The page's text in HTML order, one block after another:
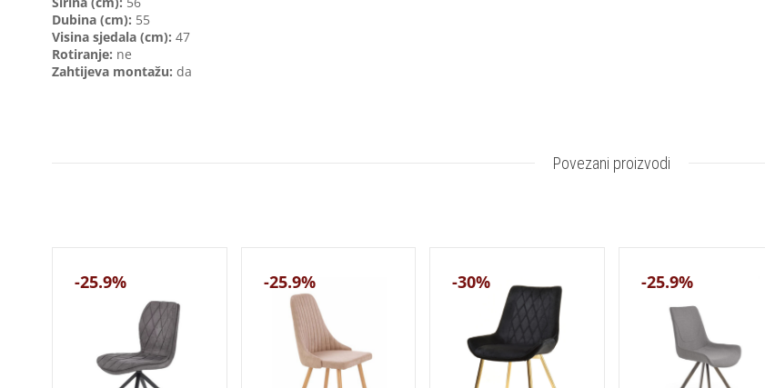
Dubina (cm): 55
Visina sjedala (cm): 47
Rotiranje: ne
Zahtijeva montažu: da
Povezani proizvodi
-25.9% -25.9% -30% -25.9%